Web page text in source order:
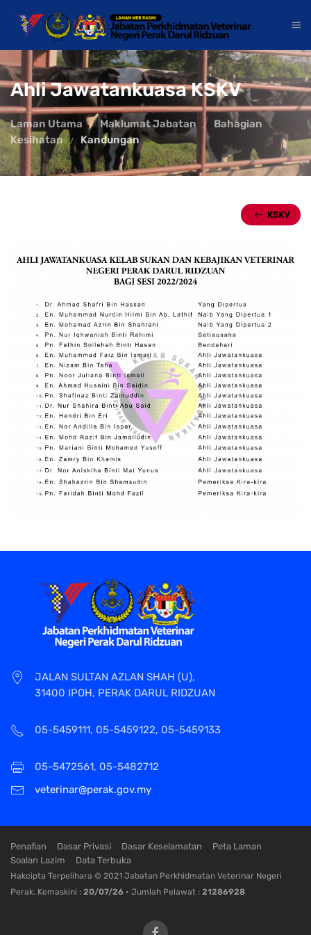
Ahli Jawatankuasa KSKV
Laman Utama Maklumat Jabatan
Bahagian
Kesihatan
Kandungan
KSKV
JALAN SULTAN AZLAN SHAH (U),
31400 IPOH, PERAK DARUL RIDZUAN
05-5459111, 05-5459122, 05-5459133
05-5472561, 05-5482712
veterinar@perak.gov.my
Penafian Dasar Privasi Dasar Keselamatan
Peta Laman
Soalan Lazim
Data Terbuka
Hakcipta Terpelihara © 2021 Jabatan Perkhidmatan Veterinar Negeri
Perak. Kemaskini : 20/07/26 • Jumlah Pelawat : 21286928